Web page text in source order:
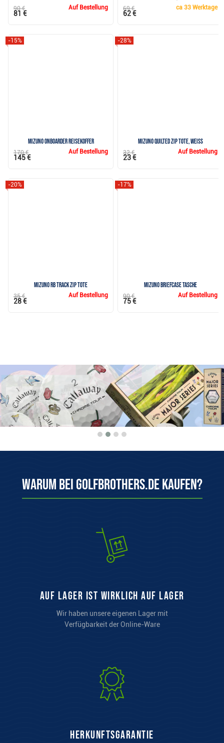
Auf Bestellung
90 €
81 €
ca33 Werktage
69 €
62 €
Mizuno Onboarder Reisekoffer
-15%
Auf Bestellung
170 €
145 €
Mizuno Quilted Zip Tote, weiss
-28%
Auf Bestellung
32 €
23 €
Mizuno RB Track Zip Tote
-20%
Auf Bestellung
35 €
28 €
Mizuno Briefcase Tasche
-17%
Auf Bestellung
90 €
75 €
Warum bei Golfbrothers.de kaufen?
auf Lager ist wirklich auf Lager
Wir haben unsere eigenen Lager mit
Verfügbarkeit der Online-Ware
Herkunftsgarantie